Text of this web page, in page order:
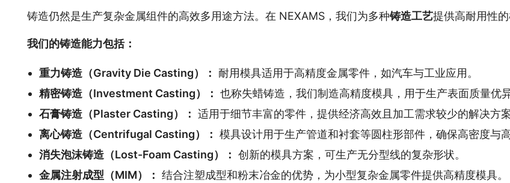
铸造仍然是生产复杂金属组件的高效多用途方法。在 NEXAMS，我们为多种铸造工艺提供高耐用性
我们的铸造能力包括：
重力铸造（Gravity Die Casting）：
耐用模具适用于高精度金属零件，如汽车与工业应用。
精密铸造（Investment Casting）： 也称失蜡铸造，我们制造高精度模具，用于生产表面质量优
石膏铸造（Plaster Casting）： 适用于细节丰富的零件，提供经济高效且加工需求较少的解决方案
离心铸造（Centrifugal Casting）： 模具设计用于生产管道和衬套等圆柱形部件，确保高密度与高
消失泡沫铸造（Lost-Foam Casting）： 创新的模具方案，可生产无分型线的复杂形状。
金属注射成型（MIM）： 结合注塑成型和粉末冶金的优势，为小型复杂金属零件提供高精度模具。